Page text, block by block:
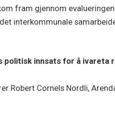
fram gjennom
interkommunale
innsats for å ivareta
Robert Cornels Nordli,